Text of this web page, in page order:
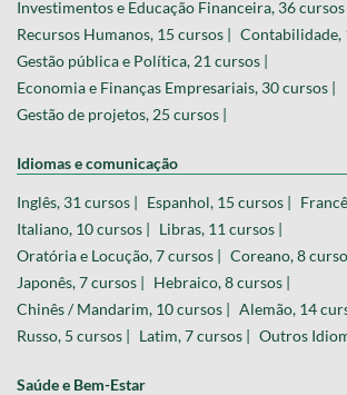
Investimentos e Educação Financeira, 36 cursos
Recursos Humanos, 15 cursos | Contabilidade,
Gestão pública e Política, 21 cursos |
Economia e Finanças Empresariais, 30 cursos |
Gestão de projetos, 25 cursos |
Idiomas e comunicação
Inglês, 31 cursos | Espanhol, 15 cursos |
Italiano, 10 cursos | Libras, 11 cursos |
Oratória e Locução, 7 cursos | Coreano, 8
Japonês, 7 cursos | Hebraico, 8 cursos |
Chinês / Mandarim, 10 cursos | Alemão, 14
Russo, 5 cursos | Latim, 7 cursos | Outros
Saúde e Bem-Estar